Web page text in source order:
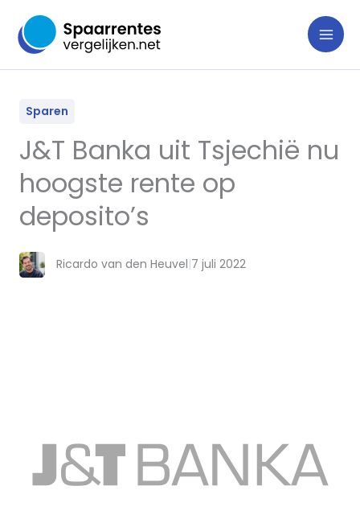
naar
inhoud
Sparen
J&T Banka uit Tsjechië nu
hoogste rente op
deposito’s
Ricardo van den Heuvel|7 juli 2022